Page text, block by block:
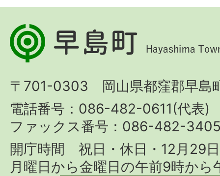
早
島
Hayashima
Town
〒701-0303 岡山県都窪郡早島
電話番号：086-482-0611(代表)
ファックス番号：086-482-
開庁時間 祝日・休日・12月29
月曜日から金曜日の午前9時か